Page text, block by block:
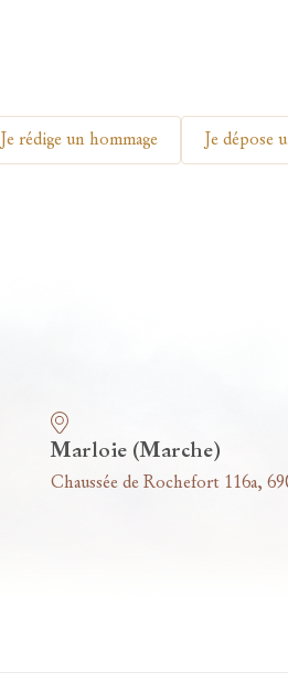
Je rédige un hommage Je dépose
Marloie (Marche)
Chaussée de Rochefort 116a,